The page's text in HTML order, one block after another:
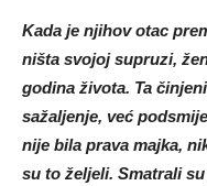
Kada je njihov otac
ništa svojoj supruzi,
godina života. Ta
sažaljenje, već
nije bila prava majka,
su to željeli. Smatrali